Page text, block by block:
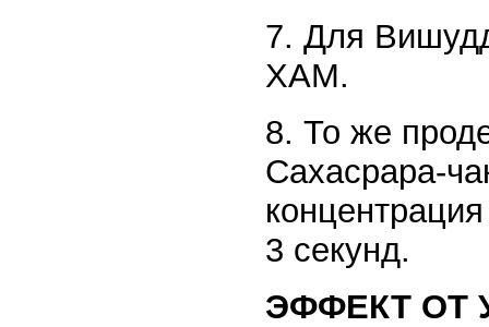
7. Для
ХАМ.
8. То же
Сахасрара-
3 секунд.
ЭФФЕКТ ОТ